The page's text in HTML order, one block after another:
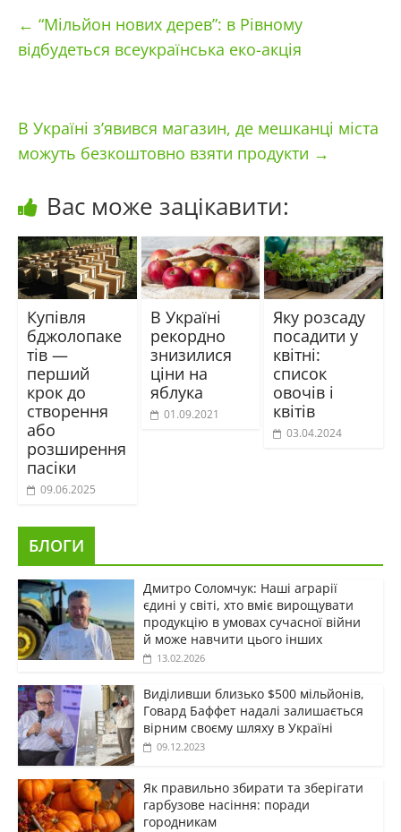
← “Мільйон нових дерев”: в Рівному
відбудеться всеукраїнська еко-акція
В Україні з’явився магазин, де мешканці міста
можуть безкоштовно взяти продукти →
Вас може зацікавити:
Купівля
бджолопаке
тів —
перший
крок до
створення
або
розширення
пасіки
09.06.2025
В Україні
рекордно
знизилися
ціни на
яблука
01.09.2021
Яку розсаду
посадити у
квітні:
список
овочів і
квітів
03.04.2024
БЛОГИ
Дмитро Соломчук: Наші аграрії
єдині у світі, хто вміє вирощувати
продукцію в умовах сучасної війни
й може навчити цього інших
13.02.2026
Виділивши близько $500 мільйонів,
Говард Баффет надалі залишається
вірним своєму шляху в Україні
09.12.2023
Як правильно збирати та зберігати
гарбузове насіння: поради
городникам